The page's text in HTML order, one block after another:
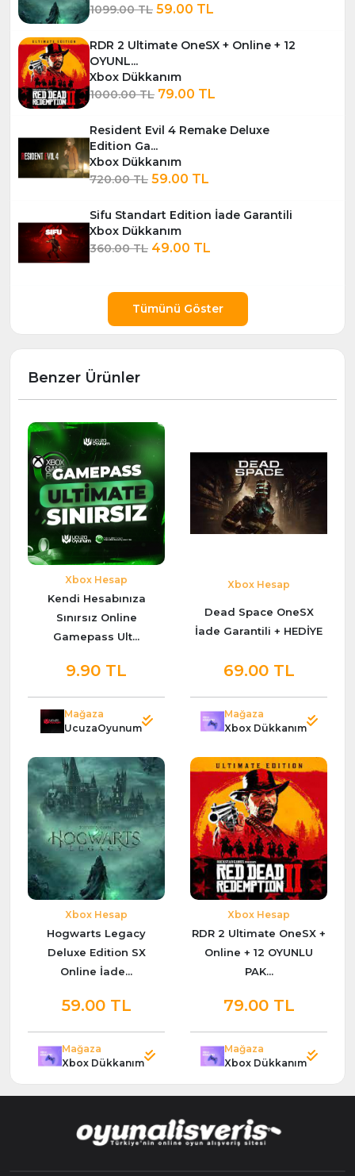
1099.00 TL 59.00 TL
RDR 2 Ultimate OneSX + Online + 12
OYUNL...
Xbox Dükkanım
1000.00 TL 79.00 TL
Resident Evil 4 Remake Deluxe
Edition Ga...
Xbox Dükkanım
720.00 TL 59.00 TL
Sifu Standart Edition İade Garantili
Xbox Dükkanım
360.00 TL 49.00 TL
Tümünü Göster
Benzer Ürünler
Xbox Hesap
Kendi Hesabınıza
Sınırsız Online
Gamepass Ult...
9.90 TL
Mağaza
UcuzaOyunum
Xbox Hesap
Dead Space OneSX
İade Garantili + HEDİYE
69.00 TL
Mağaza
Xbox Dükkanım
Xbox Hesap
Hogwarts Legacy
Deluxe Edition SX
Online İade...
59.00 TL
Mağaza
Xbox Dükkanım
Xbox Hesap
RDR 2 Ultimate OneSX +
Online + 12 OYUNLU
PAK...
79.00 TL
Mağaza
Xbox Dükkanım